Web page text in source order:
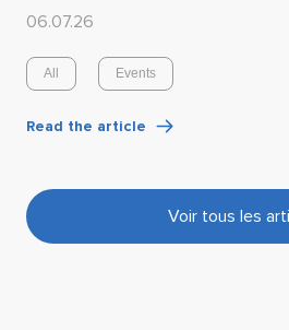
06.07.26
All Events
Read the article
Voir tous les